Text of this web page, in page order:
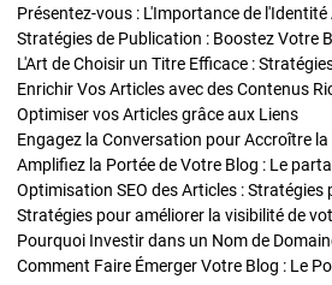
Présentez-vous : L'Importance de
L'Art de Choisir un Titre Efficace :
Optimiser vos Articles grâce aux Liens
Engagez la Conversation pour Accroître
Amplifiez la Portée de Votre Blog : Le